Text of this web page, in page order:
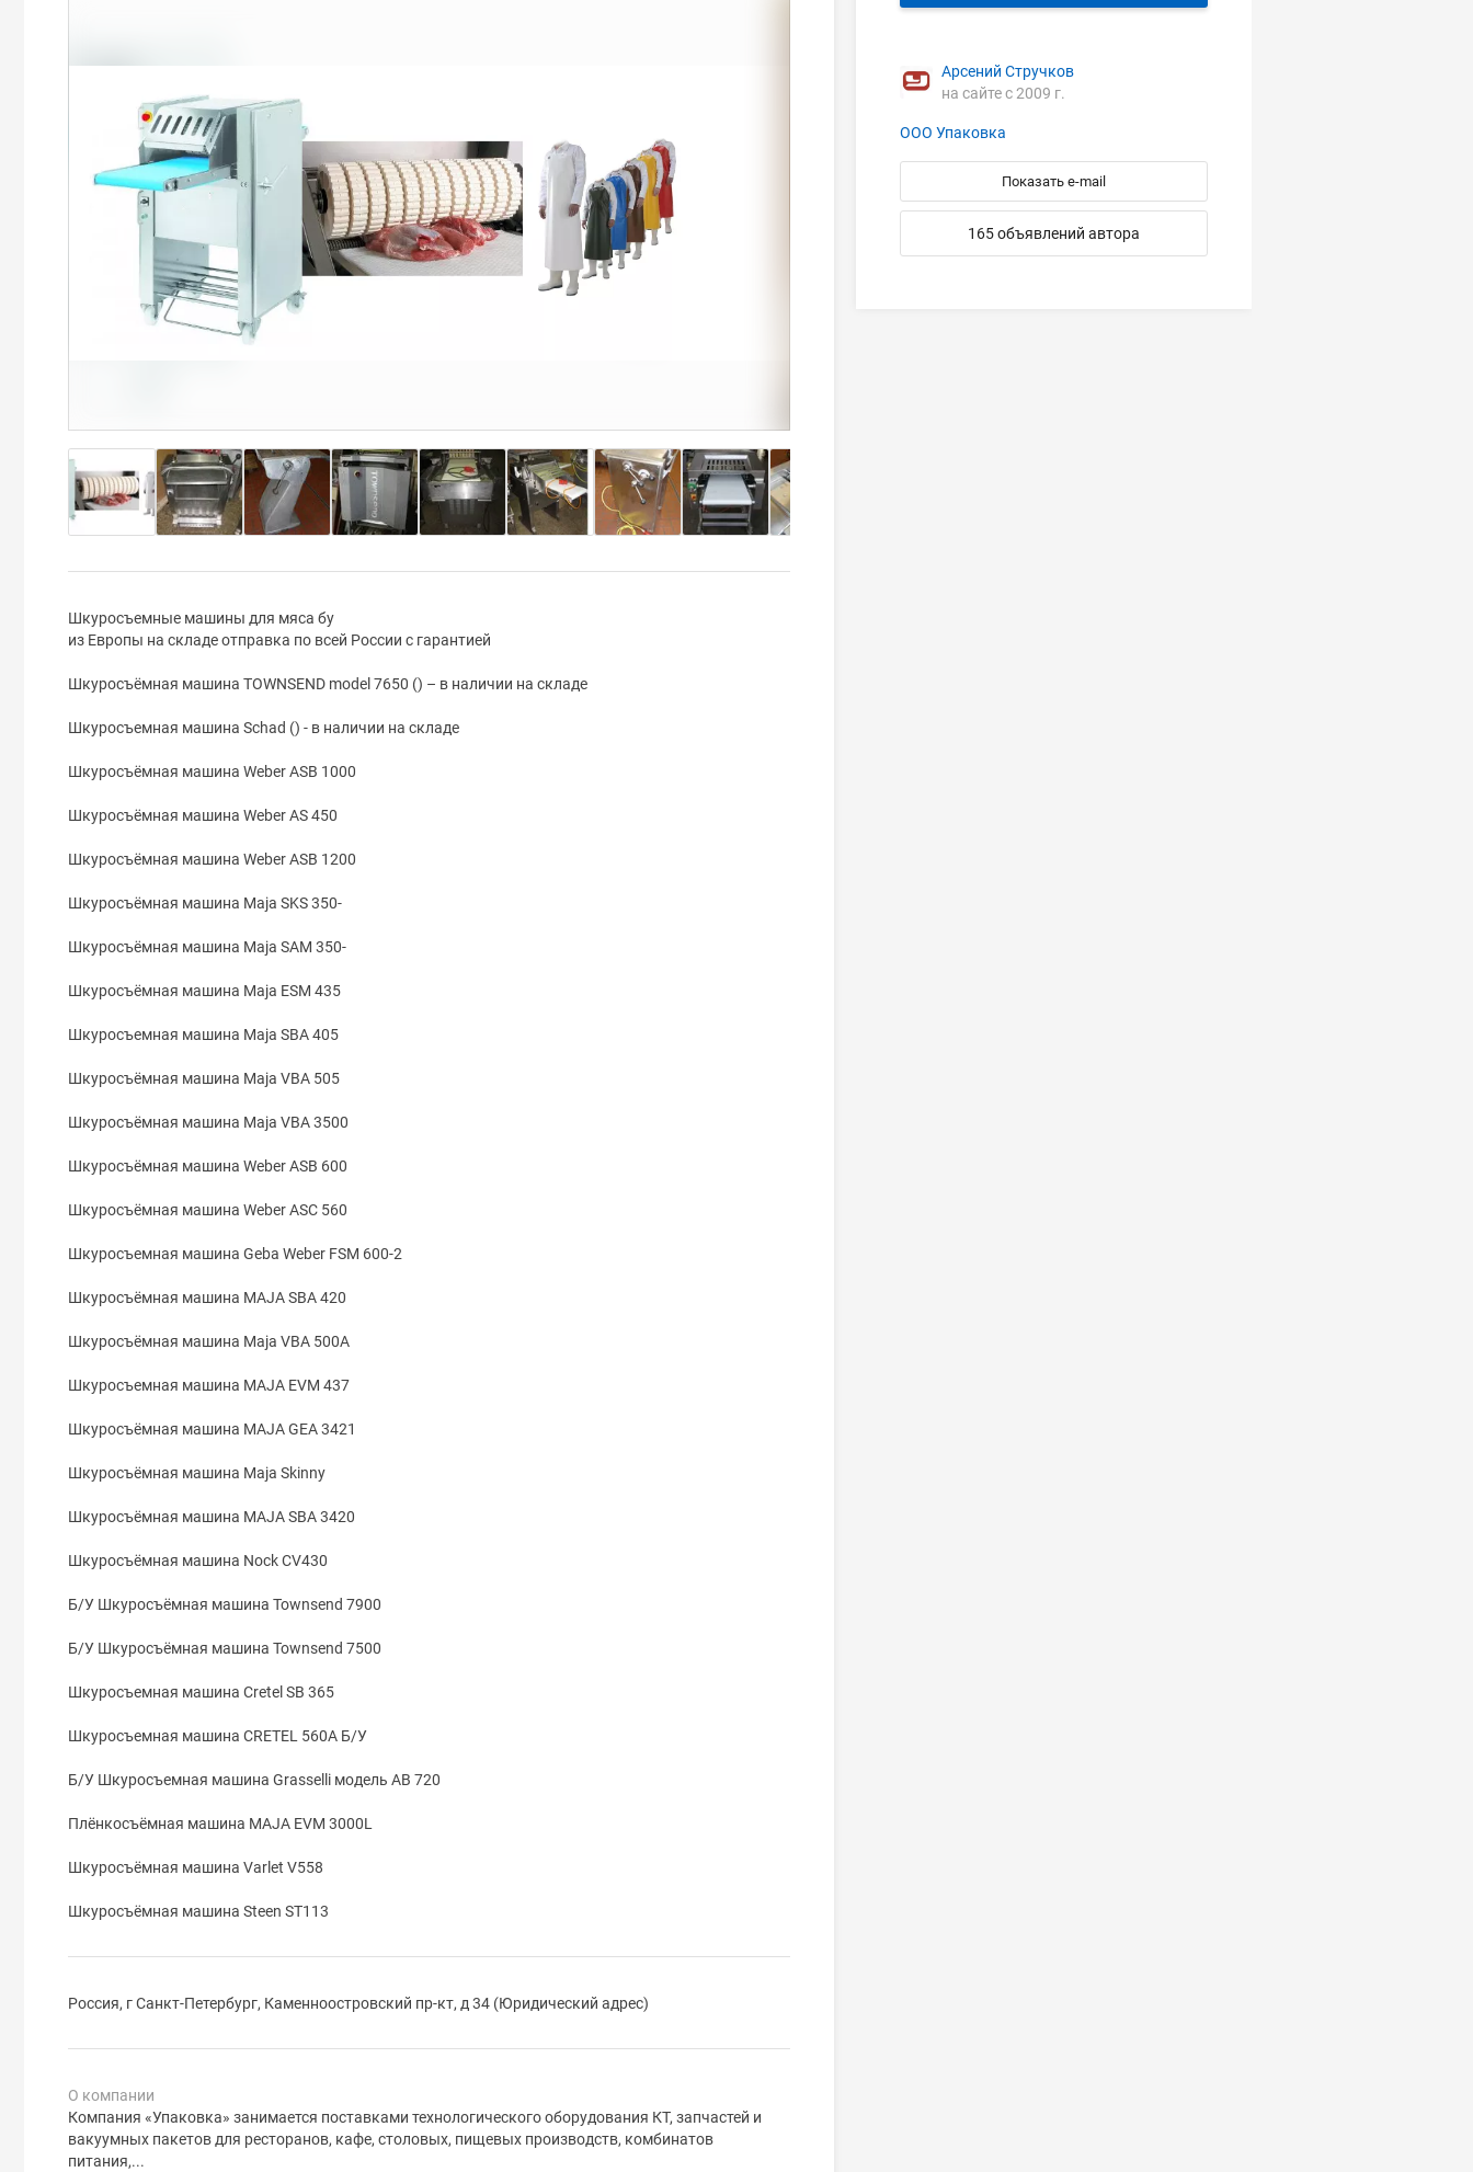
Шкуросъемные машины для мяса бу
из Европы на складе отправка по всей России с гарантией
Шкуросъёмная машина TOWNSEND model 7650 () – в наличии на складе
Шкуросъемная машина Schad () - в наличии на складе
Шкуросъёмная машина Weber ASB 1000
Шкуросъёмная машина Weber AS 450
Шкуросъёмная машина Weber ASB 1200
Шкуросъёмная машина Maja SKS 350-
Шкуросъёмная машина Maja SAM 350-
Шкуросъёмная машина Maja ESM 435
Шкуросъемная машина Maja SBA 405
Шкуросъёмная машина Maja VBA 505
Шкуросъёмная машина Maja VBA 3500
Шкуросъёмная машина Weber ASB 600
Шкуросъёмная машина Weber ASC 560
Шкуросъемная машина Geba Weber FSM 600-2
Шкуросъёмная машина MAJA SBA 420
Шкуросъёмная машина Maja VBA 500A
Шкуросъемная машина MAJA EVM 437
Шкуросъёмная машина MAJA GEA 3421
Шкуросъёмная машина Maja Skinny
Шкуросъёмная машина MAJA SBA 3420
Шкуросъёмная машина Nock CV430
Б/У Шкуросъёмная машина Townsend 7900
Б/У Шкуросъёмная машина Townsend 7500
Шкуросъемная машина Cretel SB 365
Шкуросъемная машина CRETEL 560A Б/У
Б/У Шкуросъемная машина Grasselli модель AB 720
Плёнкосъёмная машина MAJA EVM 3000L
Шкуросъёмная машина Varlet V558
Шкуросъёмная машина Steen ST113
Россия, г Санкт-Петербург, Каменноостровский пр-кт, д 34 (Юридический адрес)
О компании
Компания «Упаковка» занимается поставками технологического оборудования КТ, запчастей и
вакуумных пакетов для ресторанов, кафе, столовых, пищевых производств, комбинатов
питания,...
Арсений Cтручков
на сайте с 2009 г.
ООО Упаковка
Показать e-mail
165 объявлений автора